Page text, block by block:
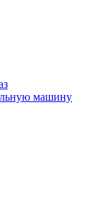
машину